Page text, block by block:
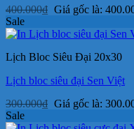
400.000₫ Giá gốc là:
Sale
Lịch Bloc Siêu Đại 20x30
Lịch bloc siêu đại Sen Việt
300.000₫ Giá gốc là:
Sale